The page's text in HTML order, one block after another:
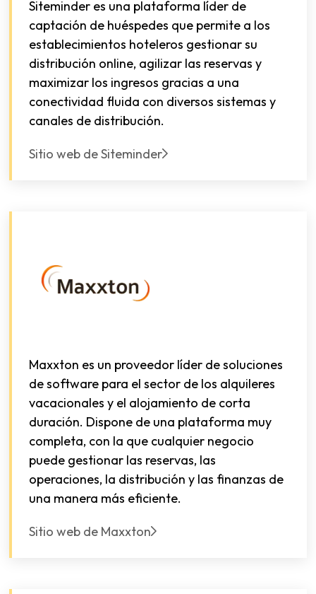
Siteminder es una plataforma líder de
captación de huéspedes que permite a los
establecimientos hoteleros gestionar su
distribución online, agilizar las reservas y
maximizar los ingresos gracias a una
conectividad fluida con diversos sistemas y
canales de distribución.
Sitio web de Siteminder
Maxxton es un proveedor líder de soluciones
de software para el sector de los alquileres
vacacionales y el alojamiento de corta
duración. Dispone de una plataforma muy
completa, con la que cualquier negocio
puede gestionar las reservas, las
operaciones, la distribución y las finanzas de
una manera más eficiente.
Sitio web de Maxxton